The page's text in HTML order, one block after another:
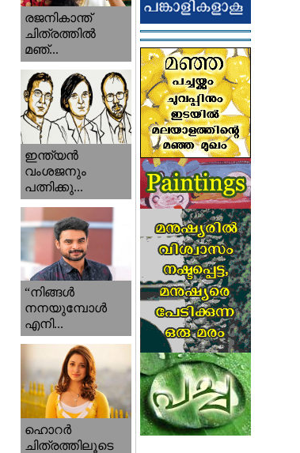
രജനികാന്ത്
ചിത്രത്തിൽ
മഞ്...
ഇന്ത്യൻ
വംശജനും
പത്നിക്കു...
“നിങ്ങള്‍
നനയുമ്പോള്‍
എനി...
ഹൊറര്‍
ചിത്രത്തിലൂടെ